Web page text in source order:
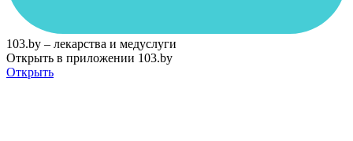
103.by – лекарства и медуслуги
Открыть в приложении 103.by
Открыть